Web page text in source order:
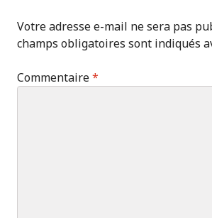
Votre adresse e-mail ne sera pas
champs obligatoires sont indiqués
Commentaire*